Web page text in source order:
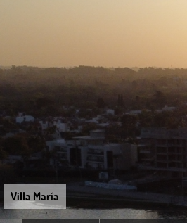
Villa María